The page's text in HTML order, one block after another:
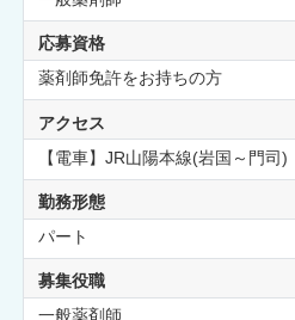
応募資格
薬剤師免許をお持ちの方
アクセス
【電車】JR山陽本線(岩国～門
勤務形態
パート
募集役職
一般薬剤師